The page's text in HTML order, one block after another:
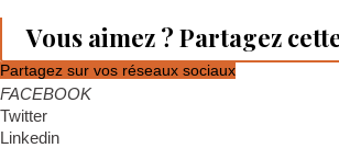
Vous aimez ? Partagez
Partagez sur vos réseaux sociaux
FACEBOOK
Twitter
Linkedin